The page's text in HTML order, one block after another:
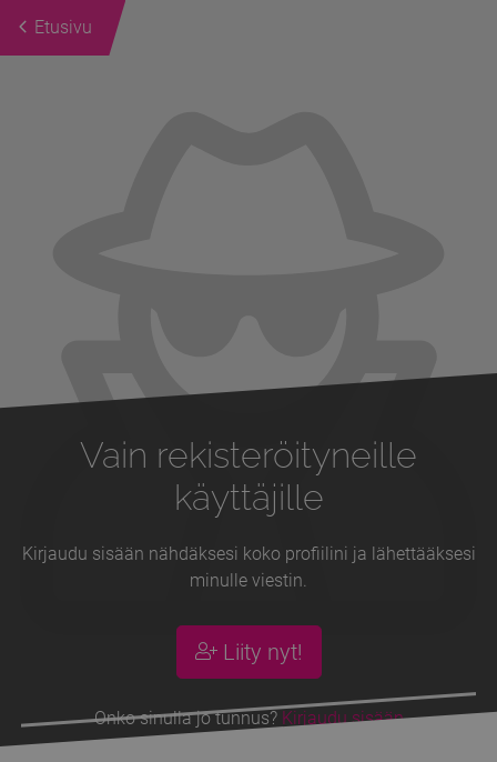
Etusivu
Vain rekisteröityneille
käyttäjille
Kirjaudu sisään nähdäksesi koko profiilini ja lähettääksesi
minulle viestin.
Liity nyt!
Onko sinulla jo tunnus? Kirjaudu sisään